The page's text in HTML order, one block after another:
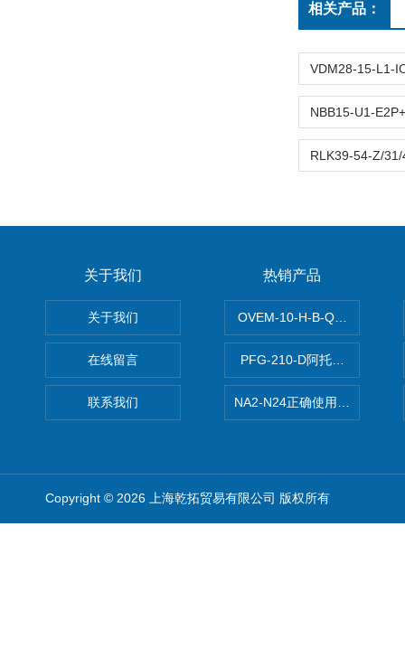
相关产品：
关于我们
关于我们
在线留言
联系我们
热销产品
OVEM-10-H-B-QO-CE-N-2P
PFG-210-D阿托斯ATOS电
NA2-N24正确使用松下安全光
Copyright © 2026 上海乾拓贸易有限公司 版权所有